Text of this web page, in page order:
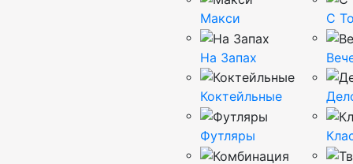
Макси
На Запах
Коктейльные
Футляры
С